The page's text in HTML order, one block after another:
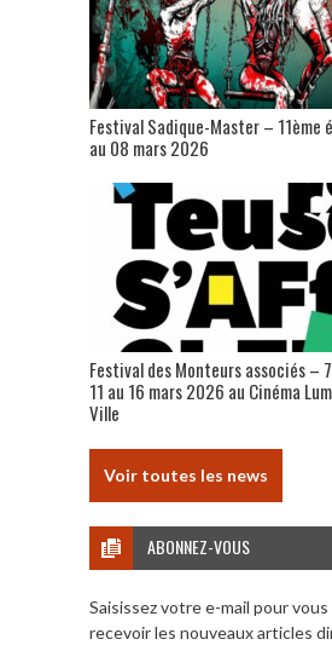
Festival Sadique-Master – 11ème
au 08 mars 2026
Festival des Monteurs associés –
11 au 16 mars 2026 au Cinéma
Ville
Voir toutes les news
ABONNEZ-VOUS
Saisissez votre e-mail pour
recevoir les nouveaux articles